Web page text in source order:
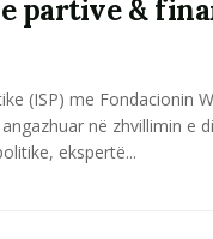
partive &
(ISP) me Fondacionin
në zhvillimin e
ekspertë...